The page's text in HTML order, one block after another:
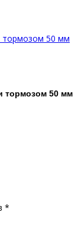
тормозом 50 мм
тормозом 50 мм
*